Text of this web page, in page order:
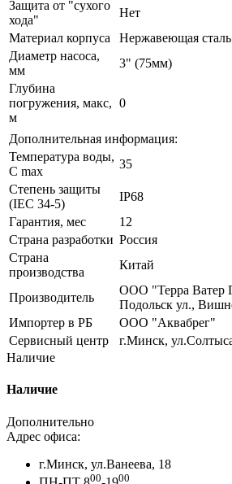
Защита от "сухого
хода"
Нет
Материал корпуса
Нержавеющая сталь
Диаметр насоса,
мм
3" (75мм)
Глубина
погружения, макс,
м
0
Дополнительная информация:
Температура воды,
С max
35
Степень защиты
(IEC 34-5)
IP68
Гарантия, мес
12
Страна разработки Россия
Страна
производства
Китай
Производитель
ООО "Терра Ватер
Подольск ул.,
Импортер в РБ
ООО "Аквабрег"
Сервисный центр
г.Минск,
Наличие
Наличие
Дополнительно
Адрес офиса:
г.Минск, ул.Ванеева, 18
00 00